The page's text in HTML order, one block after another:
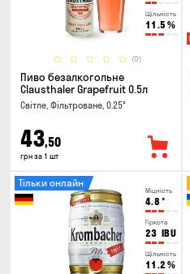
Щільність
11.5 %
(0)
Пиво безалкогольне
Clausthaler Grapefruit 0.5л
Світле, Фільтроване, 0.25°
43,50
грн за 1 шт
Міцність
4.8 °
Гіркота
23 IBU
Щільність
11.2 %
Тільки онлайн